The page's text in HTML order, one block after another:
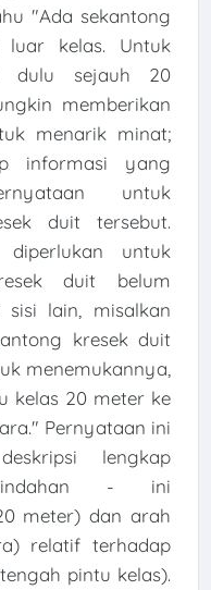
"Ada sekantong
kelas. Untuk
dulu sejauh 20
memberikan
menarik minat;
informasi yang
untuk
duit tersebut.
untuk
duit belum
sisi lain, misalkan
kresek duit
menemukannya,
kelas 20 meter ke
Pernyataan ini
lengkap
- ini
meter) dan arah
relatif terhadap
pintu kelas).